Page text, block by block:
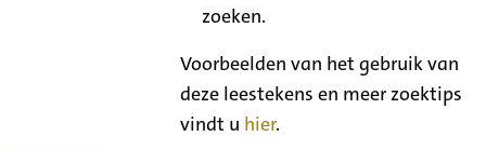
zoeken.
Voorbeelden van het gebruik van
deze leestekens en meer zoektips
vindt u hier.